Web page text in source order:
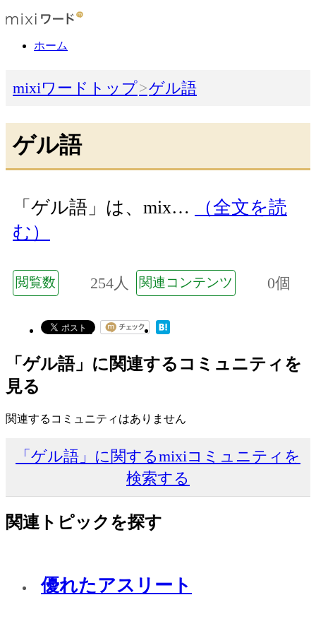
ホーム
mixiワードトップ ゲル語
ゲル語
「ゲル語」は、mix…
（全文を読
む）
閲覧数 254人 関連コンテンツ 0個
「ゲル語」に関連するコミュニティを
見る
関連するコミュニティはありません
「ゲル語」に関するmixiコミュニティを
検索する
関連トピックを探す
優れたアスリート